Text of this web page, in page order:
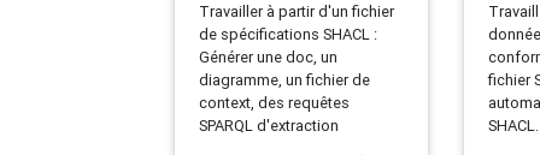
Travailler à partir d'un fichier
de spécifications SHACL :
Générer une doc, un
diagramme, un fichier de
context, des requêtes
SPARQL d'extraction
fichier
SHACL.